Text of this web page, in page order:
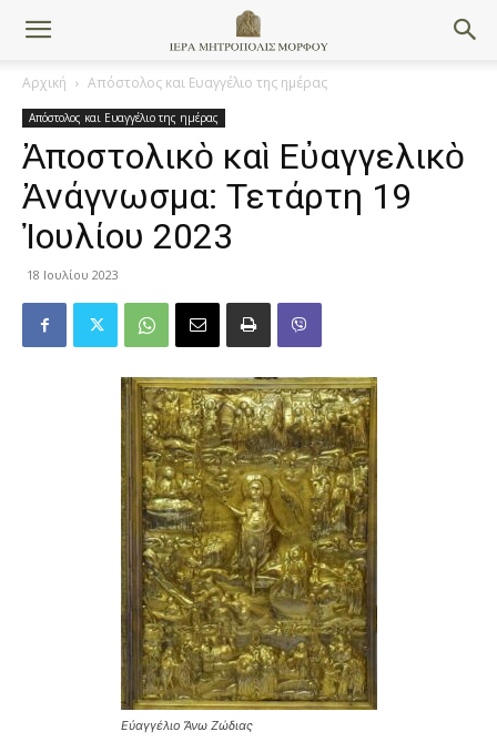
Αρχική Απόστολος και Ευαγγέλιο της ημέρας
Απόστολος και Ευαγγέλιο της ημέρας
Ἀποστολικὸ καὶ Εὐαγγελικὸ
Ἀνάγνωσμα: Τετάρτη 19
Ἰουλίου 2023
18 Ιουλίου 2023
Εὐαγγέλιο Ἄνω Ζώδιας